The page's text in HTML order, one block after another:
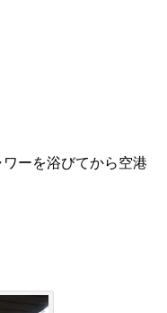
ーを浴びてから空港